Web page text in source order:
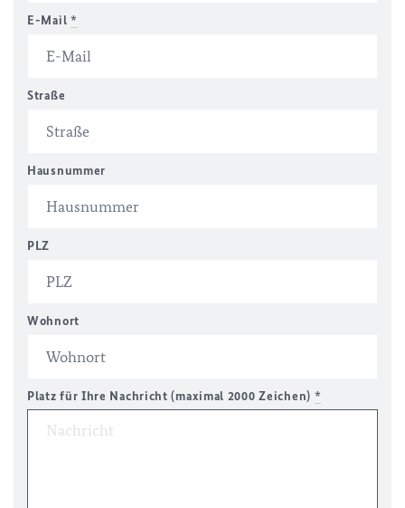
E-Mail *
Straße
Hausnummer
PLZ
Wohnort
Platz für Ihre Nachricht (maximal 2000 Zeichen) *